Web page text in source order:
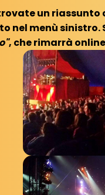
un
nel menù
, che rimarrà